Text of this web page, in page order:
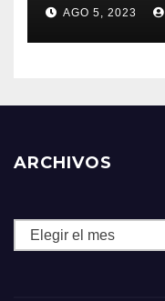
AGO 5, 2023
ARCHIVOS
Archivos